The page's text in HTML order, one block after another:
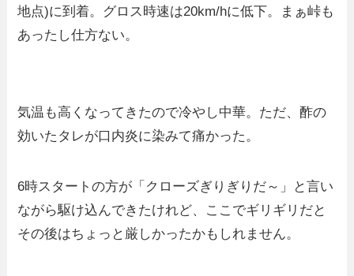
地点)に到着。グロス時速は20km/hに低下。まぁ峠も
あったし仕方ない。
気温も高くなってきたので冷やし中華。ただ、酢の
効いたタレが口内炎に染みて痛かった。
6時スタートの方が「クローズぎりぎりだ～」と言い
ながら駆け込んできたけれど、ここでギリギリだと
その後はちょっと厳しかったかもしれません。